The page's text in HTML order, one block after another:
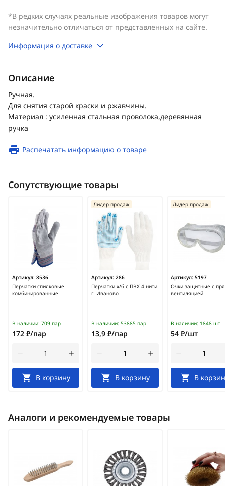
*В редких случаях реальные изображения товаров могут
незначительно отличаться от представленных на сайте.
Информация о доставке
Описание
Ручная.
Для снятия старой краски и ржавчины.
Материал : усиленная стальная проволока,деревянная
ручка
Распечатать информацию о товаре
Сопутствующие товары
Артикул: 8536
Перчатки спилковые
комбинированные
В наличии: 709 пар
172 ₽/пар
В корзину
Артикул: 286
Перчатки х/б с ПВХ 4 нити
г. Иваново
Лидер продаж
В наличии: 53885 пар
13,9 ₽/пар
В корзину
Артикул: 5197
Очки защитные с
вентиляцией
Лидер продаж
В наличии: 1848 шт
54 ₽/шт
В
Аналоги и рекомендуемые товары